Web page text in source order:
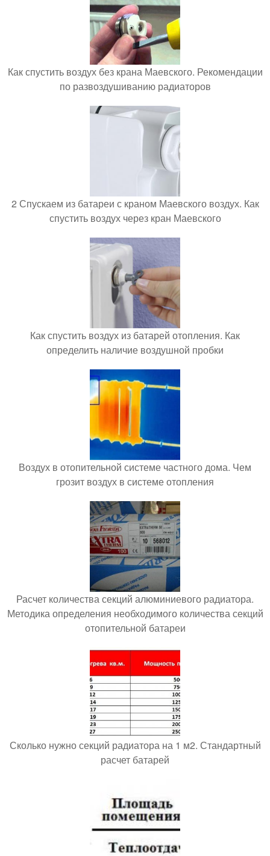
Как спустить воздух без крана Маевского. Рекомендации
по развоздушиванию радиаторов
2 Спускаем из батареи с краном Маевского воздух. Как
спустить воздух через кран Маевского
Как спустить воздух из батарей отопления. Как
определить наличие воздушной пробки
Воздух в отопительной системе частного дома. Чем
грозит воздух в системе отопления
Расчет количества секций алюминиевого радиатора.
Методика определения необходимого количества секций
отопительной батареи
Сколько нужно секций радиатора на 1 м2. Стандартный
расчет батарей